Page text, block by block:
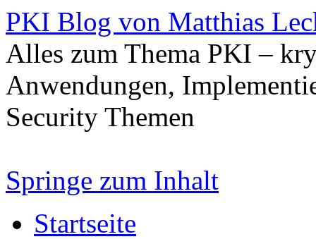
PKI Blog von Matthias
Alles zum Thema PKI –
Anwendungen,
Security Themen
Springe zum Inhalt
Startseite